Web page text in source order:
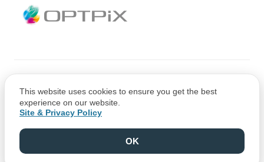
Copyright © 1991-2021 Web Technology Corp.
This website uses cookies to ensure you get the best
experience on our website.
Site & Privacy Policy
OK